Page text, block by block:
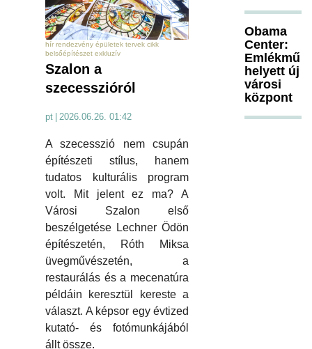
hír rendezvény épületek tervek cikk
belsőépítészet exkluzív
Szalon a
szecesszióról
pt | 2026.06.26. 01:42
A szecesszió nem csupán
építészeti stílus, hanem
tudatos kulturális program
volt. Mit jelent ez ma? A
Városi Szalon első
beszélgetése Lechner Ödön
építészetén, Róth Miksa
üvegművészetén, a
restaurálás és a mecenatúra
példáin keresztül kereste a
választ. A képsor egy évtized
kutató- és fotómunkájából
állt össze.
Obama
Center:
Emlékmű
helyett új
városi
központ